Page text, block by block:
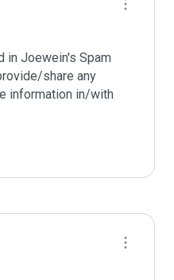
in Joewein's Spam
share any
information in/with